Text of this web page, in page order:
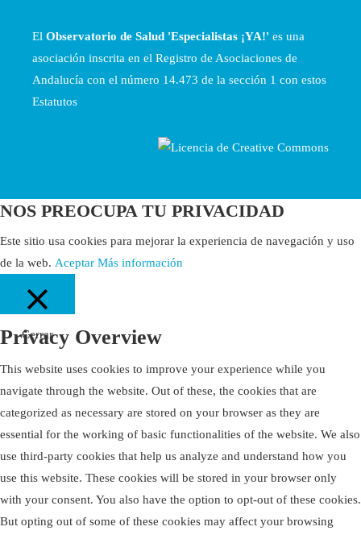
El Observatorio de Salud 'Especialistas ¡YA!' es una
asociación inscrita en el Registro de Asociaciones de
Andalucía con el número 14.473 de la sección 1 con estos
Estatutos
NOS PREOCUPA TU PRIVACIDAD
Este sitio usa cookies para mejorar la experiencia de navegación y uso
de la web. Aceptar Más información
Cerrar
Privacy Overview
This website uses cookies to improve your experience while you
navigate through the website. Out of these, the cookies that are
categorized as necessary are stored on your browser as they are
essential for the working of basic functionalities of the website. We also
use third-party cookies that help us analyze and understand how you
use this website. These cookies will be stored in your browser only
with your consent. You also have the option to opt-out of these cookies.
But opting out of some of these cookies may affect your browsing